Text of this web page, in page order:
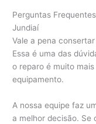
Perguntas
Jundiaí
Vale a pena
Essa é uma das
o reparo é muito
equipamento.
A nossa equipe faz
a melhor decisão. Se